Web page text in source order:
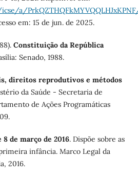
a/
em: 15 de jun. de 2025.
Constituição da República
Senado, 1988.
direitos reprodutivos e métodos
da Saúde - Secretaria de
de Ações Programáticas
8 de março de 2016. Dispõe sobre as
infância. Marco Legal da
2016.